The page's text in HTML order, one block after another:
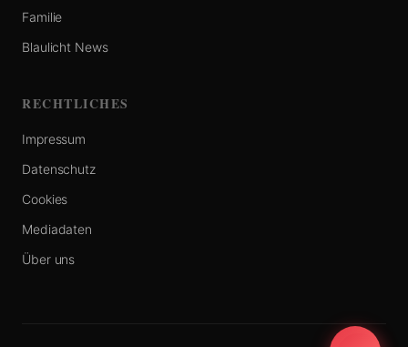
Familie
Blaulicht News
RECHTLICHES
Impressum
Datenschutz
Cookies
Mediadaten
Über uns